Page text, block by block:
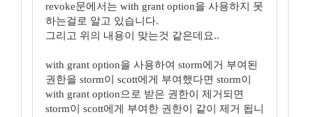
revoke문에서는 with grant option을 사용하지 못
하는걸로 알고 있습니다.
그리고 위의 내용이 맞는것 같은데요..
with grant option을 사용하여 storm에거 부여된
권한을 storm이 scott에게 부여했다면 storm이
with grant option으로 받은 권한이 제거되면
storm이 scott에게 부여한 권한이 같이 제거 됩니